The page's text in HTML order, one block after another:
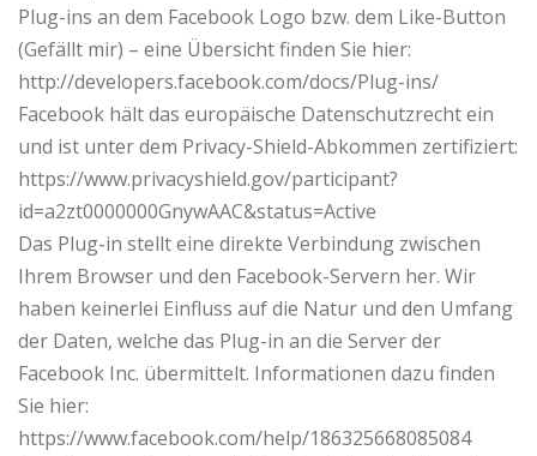
Plug-ins an dem Facebook Logo bzw. dem Like-Button
(Gefällt mir) – eine Übersicht finden Sie hier:
http://developers.facebook.com/docs/Plug-ins/
Facebook hält das europäische Datenschutzrecht ein
und ist unter dem Privacy-Shield-Abkommen zertifiziert:
https://www.privacyshield.gov/participant?
id=a2zt0000000GnywAAC&status=Active
Das Plug-in stellt eine direkte Verbindung zwischen
Ihrem Browser und den Facebook-Servern her. Wir
haben keinerlei Einfluss auf die Natur und den Umfang
der Daten, welche das Plug-in an die Server der
Facebook Inc. übermittelt. Informationen dazu finden
Sie hier:
https://www.facebook.com/help/186325668085084